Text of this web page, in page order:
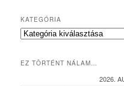
KATEGÓRIA
K
e
EZ TÖRTÉNT NÁLAM…
2026.